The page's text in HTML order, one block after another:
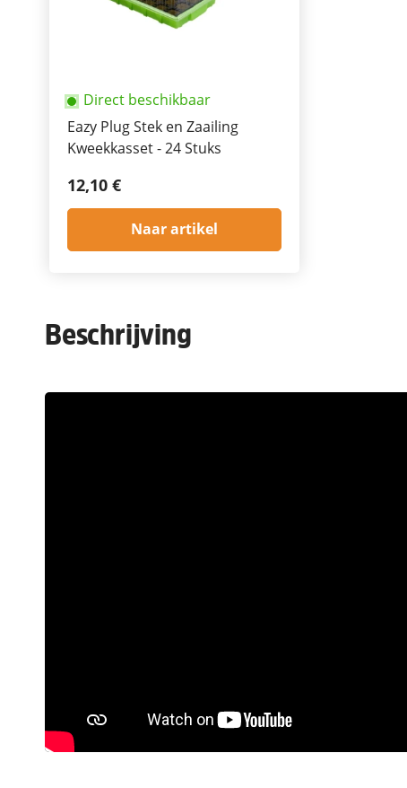
Direct beschikbaar
Eazy Plug Stek en Zaailing
Kweekkasset - 24 Stuks
12,10 €
Naar artikel
Beschrijving